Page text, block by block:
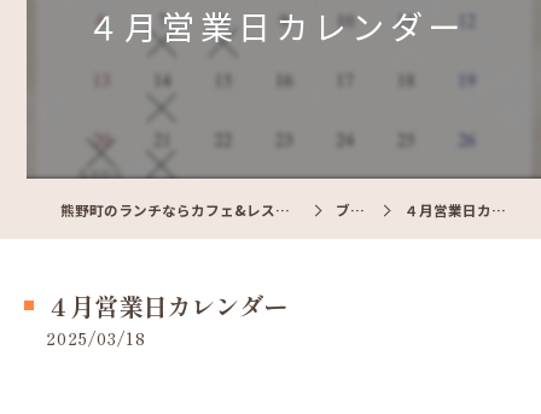
４月営業日カレンダー
熊野町のランチならカフェ&レストラン Cafe照 ブログ ４月営業日カレンダー
４月営業日カレンダー
2025/03/18